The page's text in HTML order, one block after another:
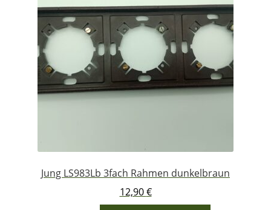
Jung LS983Lb 3fach Rahmen dunkelbraun
12,90€